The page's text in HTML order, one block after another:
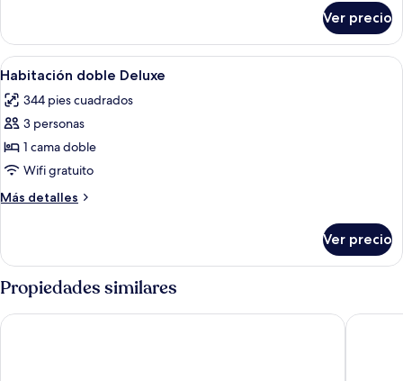
cama
matrimonial
doble
estándar,
1
matrimonial
Ver precio
Abrir
todas
las
fotos
de
Habitación
doble
Deluxe
Habitación de hotel con una cama
6
Habitación doble Deluxe
344 pies cuadrados
3 personas
1 cama doble
Wifi gratuito
Más detalles
Más
doble
Deluxe
Ver precio
Propiedades similares
Bristol Tradition and Luxury Best